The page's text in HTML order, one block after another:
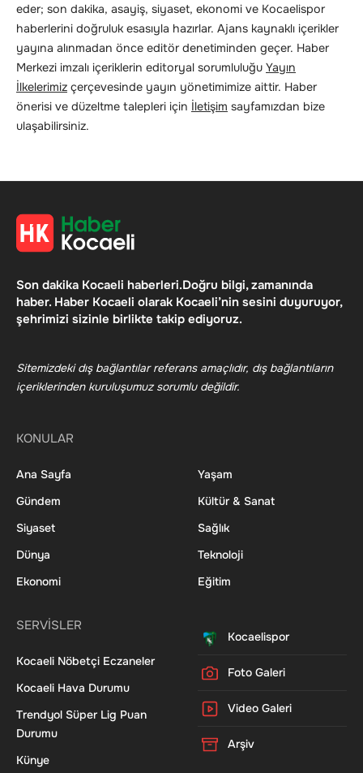
eder; son dakika, asayiş, siyaset, ekonomi ve Kocaelispor
haberlerini doğruluk esasıyla hazırlar. Ajans kaynaklı içerikler
yayına alınmadan önce editör denetiminden geçer. Haber
Merkezi imzalı içeriklerin editoryal sorumluluğu Yayın
İlkelerimiz çerçevesinde yayın yönetimimize aittir. Haber
önerisi ve düzeltme talepleri için İletişim sayfamızdan bize
ulaşabilirsiniz.
Son dakika Kocaeli haberleri.Doğru bilgi, zamanında
haber. Haber Kocaeli olarak Kocaeli’nin sesini duyuruyor,
şehrimizi sizinle birlikte takip ediyoruz.
Sitemizdeki dış bağlantılar referans amaçlıdır, dış bağlantıların
içeriklerinden kuruluşumuz sorumlu değildir.
KONULAR
Ana Sayfa
Gündem
Siyaset
Dünya
Ekonomi
Yaşam
Kültür & Sanat
Sağlık
Teknoloji
Eğitim
SERVİSLER
Kocaeli Nöbetçi Eczaneler
Kocaeli Hava Durumu
Trendyol Süper Lig Puan
Durumu
Künye
Kocaelispor
Foto Galeri
Video Galeri
Arşiv